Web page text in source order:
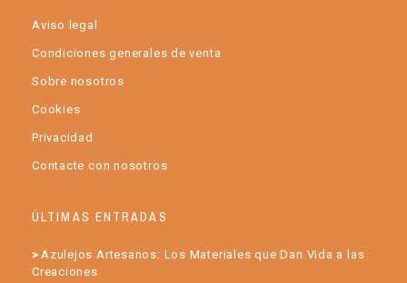
Aviso legal
Condiciones generales de venta
Sobre nosotros
Cookies
Privacidad
Contacte con nosotros
ÚLTIMAS ENTRADAS
Azulejos Artesanos: Los Materiales que Dan Vida a las
Creaciones